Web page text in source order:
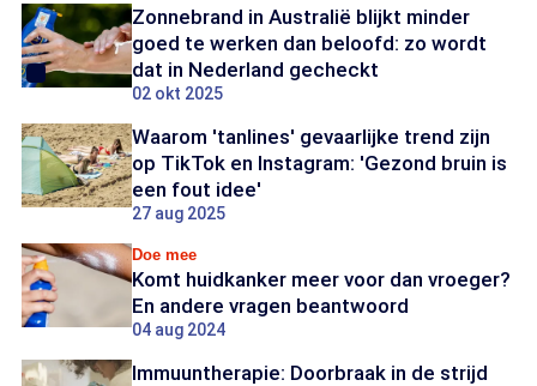
Zonnebrand in Australië blijkt minder
goed te werken dan beloofd: zo wordt
dat in Nederland gecheckt
02 okt 2025
Waarom 'tanlines' gevaarlijke trend zijn
op TikTok en Instagram: 'Gezond bruin is
een fout idee'
27 aug 2025
Doe mee
Komt huidkanker meer voor dan vroeger?
En andere vragen beantwoord
04 aug 2024
Immuuntherapie: Doorbraak in de strijd